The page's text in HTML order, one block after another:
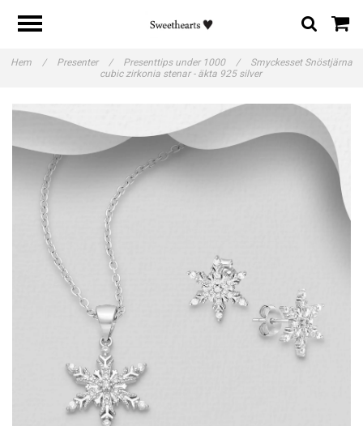
Hem / Presenter / Presenttips under 1000 /
Smyckesset Snöstjärna
cubic zirkonia stenar - äkta 925 silver